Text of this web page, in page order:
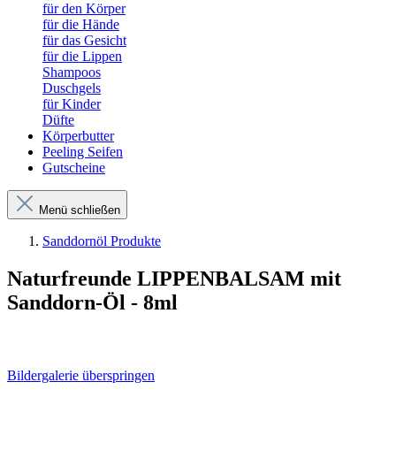
für den Körper
für die Hände
für das Gesicht
für die Lippen
Shampoos
Duschgels
für Kinder
Düfte
Körperbutter
Peeling Seifen
Gutscheine
Menü schließen
Sanddornöl Produkte
Naturfreunde LIPPENBALSAM mit
Sanddorn-Öl - 8ml
Bildergalerie überspringen